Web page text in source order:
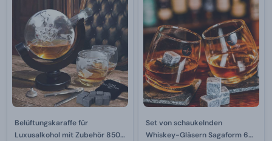
Belüftungskaraffe für
Luxusalkohol mit Zubehör 850
Set von schaukelnden
Whiskey-Gläsern Sagaform 6